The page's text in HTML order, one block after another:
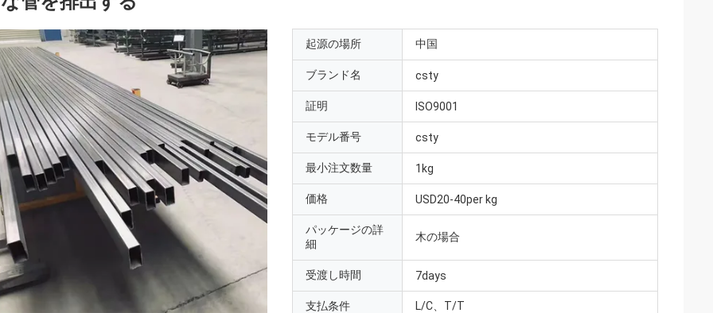
起源の場所 中国
ブランド名 csty
証明 ISO9001
モデル番号 csty
最小注文数量 1kg
価格 USD20-40per kg
パッケージの詳
細
木の場合
受渡し時間 7days
支払条件 L/C、T/T